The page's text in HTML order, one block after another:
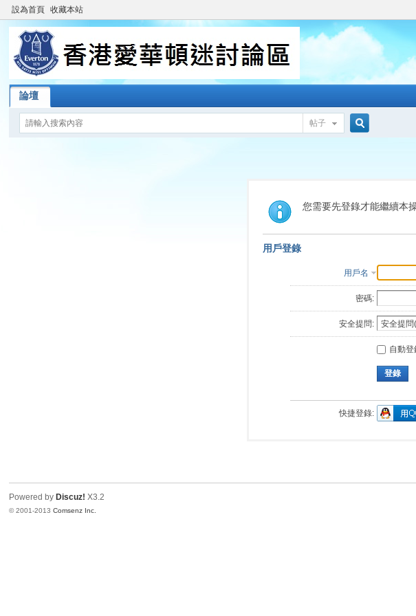
設為首頁 收藏本站
論壇
帖子
索
您需要先登錄才能繼續本
用戶登錄
用戶名
密碼:
安全提問:
自動登
登錄
快捷登錄:
Powered by Discuz! X3.2
© 2001-2013Comsenz Inc.